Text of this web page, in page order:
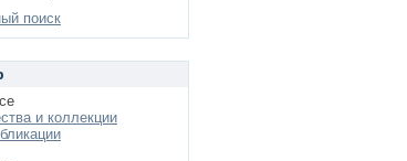
поиск
и коллекции